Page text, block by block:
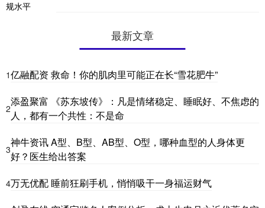
最新文章
1亿融配资 救命！你的肌肉里可能正在长“雪花肥牛”
2
添盈聚富 《苏东坡传》：凡是情绪稳定、睡眠好、不焦虑的
人，都有一个共性：不是命
3
神牛资讯 A型、B型、AB型、O型，哪种血型的人身体更
好？医生给出答案
4万无优配 睡前狂刷手机，悄悄吸干一身福运财气